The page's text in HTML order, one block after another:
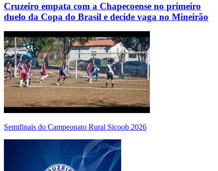
Cruzeiro empata com a Chapecoense no primeiro
duelo da Copa do Brasil e decide vaga no Mineirão
Semifinais do Campeonato Rural Sicoob 2026